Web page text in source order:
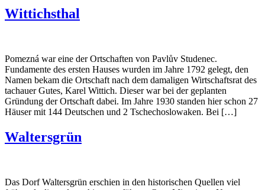
Wittichsthal
Pomezná war eine der Ortschaften von Pavlův Studenec.
Fundamente des ersten Hauses wurden im Jahre 1792 gelegt, den
Namen bekam die Ortschaft nach dem damaligen Wirtschaftsrat des
tachauer Gutes, Karel Wittich. Dieser war bei der geplanten
Gründung der Ortschaft dabei. Im Jahre 1930 standen hier schon 27
Häuser mit 144 Deutschen und 2 Tschechoslowaken. Bei […]
Waltersgrün
Das Dorf Waltersgrün erschien in den historischen Quellen viel